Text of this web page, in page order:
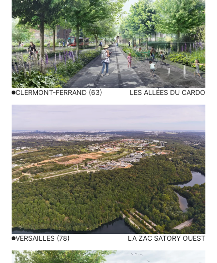
CLERMONT-FERRAND (63) LES ALLÉES DU CARDO
VERSAILLES (78) LA ZAC SATORY OUEST